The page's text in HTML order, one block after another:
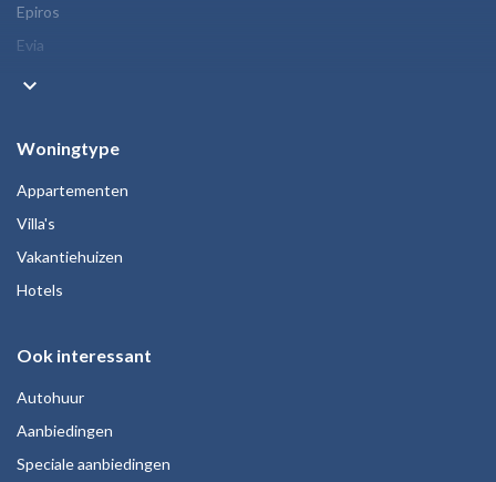
Epiros
Evia
keyboard_arrow_down
Woningtype
Appartementen
Villa's
Vakantiehuizen
Hotels
Ook interessant
Autohuur
Aanbiedingen
Speciale aanbiedingen